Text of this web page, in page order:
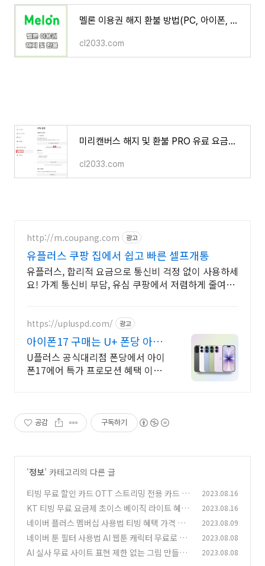
멜론 이용권 해지 환불 방법(PC, 아이폰, 안드로이드)
cl2033.com
미리캔버스 해지 및 환불 PRO 유료 요금을 지불한 14,900원을 환불 받는 방법
cl2033.com
http://m.coupang.com 광고
유플러스 쿠팡 집에서 쉽고 빠른 셀프개통
유플러스, 합리적 요금으로 통신비 걱정 없이 사용하세
요! 가계 통신비 부담, 유심 쿠팡에서 저렴하게 줄여보
https://upluspd.com/ 광고
아이폰17 구매는 U+ 폰당 아이
폰17 특가 한정판매
U플러스 공식대리점 폰당에서 아이
폰17에어 특가 프로모션 혜택 이벤
공감 구독하기
'정보' 카테고리의 다른 글
티빙 무료 할인 카드 OTT 스트리밍 전용 카드 넷
플릭스 디즈니+ Youtube Premium 웨이브
(0)
2023.08.16
KT 티빙 무료 요금제 초이스 베이직 라이트 혜택
차이점 팁
(0)
2023.08.16
네이버 플러스 멤버십 사용법 티빙 혜택 가격 해
지 환불 방법 후기 (0)
2023.08.09
네이버 툰 필터 사용법 AI 웹툰 캐릭터 무료로 생
성하기
(0)
2023.08.08
AI 실사 무료 사이트 표현 제한 없는 그림 만들기
2023.08.08